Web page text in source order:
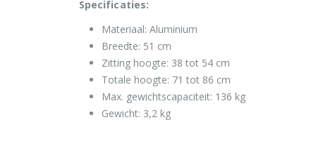
Specificaties:
Materiaal: Aluminium
Breedte: 51 cm
Zitting hoogte: 38 tot 54 cm
Totale hoogte: 71 tot 86 cm
Max. gewichtscapaciteit: 136 kg
Gewicht: 3,2 kg